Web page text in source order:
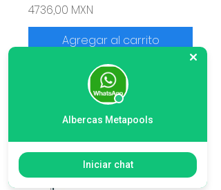
Precio
4736,00 MXN
Agregar al carrito
Albercas Metapools
Iniciar chat